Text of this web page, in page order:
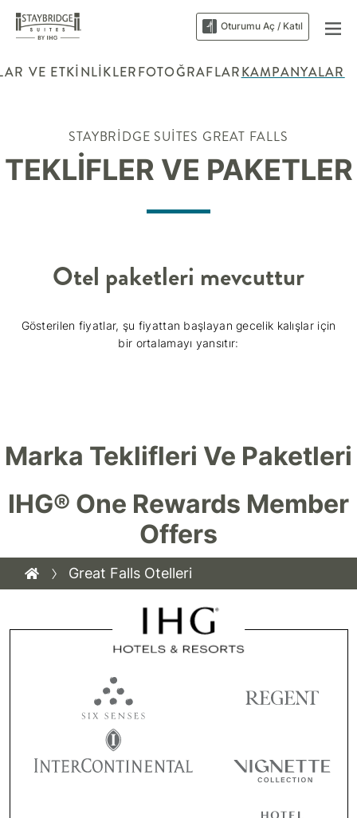
Oturumu Aç / Katıl
VE ETKINLIKLERFOTOĞRAFLARKAMPANYALAR
STAYBRIDGE SUITES GREAT FALLS
TEKLIFLER VE PAKETLER
Otel paketleri mevcuttur
Gösterilen fiyatlar, şu fiyattan başlayan gecelik kalışlar için
bir ortalamayı yansıtır:
Marka Teklifleri Ve Paketleri
IHG® One Rewards Member
Offers
Great Falls Otelleri